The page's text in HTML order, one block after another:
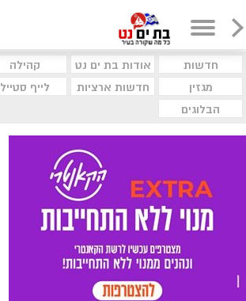
חדשות אודות בת ים נט קהילה
מגזין
חדשות ארציות לייף סטייל
הבלוגים